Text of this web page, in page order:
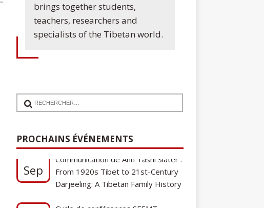
brings together students,
teachers, researchers and
specialists of the Tibetan world.
PROCHAINS ÉVÉNEMENTS
Sep
From 1920s Tibet to 21st-Century
Darjeeling: A Tibetan Family History
08
Oct
Cycle de conférences SFEMT
2026/2027 : Une note sur le